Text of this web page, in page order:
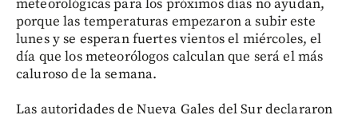
meteorológicas para los próximos días no ayudan,
porque las temperaturas empezaron a subir este
lunes y se esperan fuertes vientos el miércoles, el
día que los meteorólogos calculan que será el más
caluroso de la semana.
Las autoridades de Nueva Gales del Sur declararon